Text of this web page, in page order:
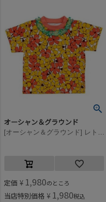
オーシャン＆グラウンド
定価 ¥ 1,980のところ
当店特別価格 ¥ 1,980税込